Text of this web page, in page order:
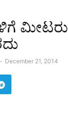
ಮೀಟರು
- December 21, 2014